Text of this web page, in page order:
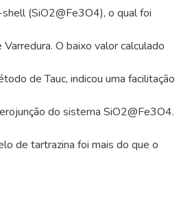
(SiO2@Fe3O4), o qual foi
O baixo valor calculado
de Tauc, indicou uma facilitação
do sistema SiO2@Fe3O4.
de tartrazina foi mais do que o